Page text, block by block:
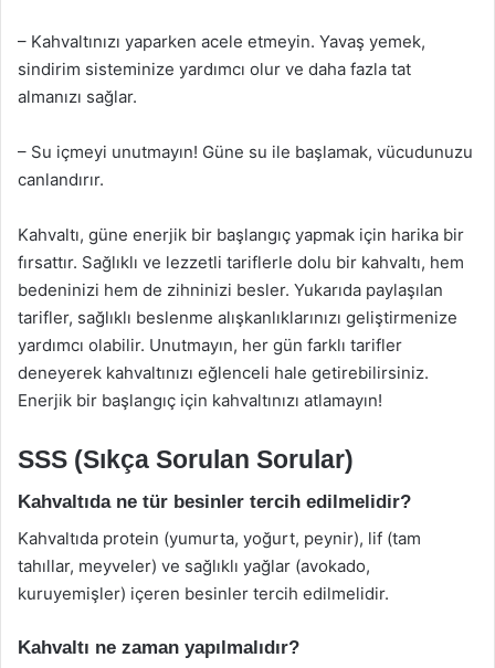
– Kahvaltınızı yaparken acele etmeyin. Yavaş yemek,
sindirim sisteminize yardımcı olur ve daha fazla tat
almanızı sağlar.
– Su içmeyi unutmayın! Güne su ile başlamak, vücudunuzu
canlandırır.
Kahvaltı, güne enerjik bir başlangıç yapmak için harika bir
fırsattır. Sağlıklı ve lezzetli tariflerle dolu bir kahvaltı, hem
bedeninizi hem de zihninizi besler. Yukarıda paylaşılan
tarifler, sağlıklı beslenme alışkanlıklarınızı geliştirmenize
yardımcı olabilir. Unutmayın, her gün farklı tarifler
deneyerek kahvaltınızı eğlenceli hale getirebilirsiniz.
Enerjik bir başlangıç için kahvaltınızı atlamayın!
SSS (Sıkça Sorulan Sorular)
Kahvaltıda ne tür besinler tercih edilmelidir?
Kahvaltıda protein (yumurta, yoğurt, peynir), lif (tam
tahıllar, meyveler) ve sağlıklı yağlar (avokado,
kuruyemişler) içeren besinler tercih edilmelidir.
Kahvaltı ne zaman yapılmalıdır?